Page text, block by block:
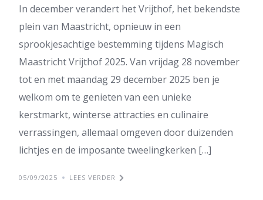
In december verandert het Vrijthof, het bekendste
plein van Maastricht, opnieuw in een
sprookjesachtige bestemming tijdens Magisch
Maastricht Vrijthof 2025. Van vrijdag 28 november
tot en met maandag 29 december 2025 ben je
welkom om te genieten van een unieke
kerstmarkt, winterse attracties en culinaire
verrassingen, allemaal omgeven door duizenden
lichtjes en de imposante tweelingkerken […]
05/09/2025 LEES VERDER